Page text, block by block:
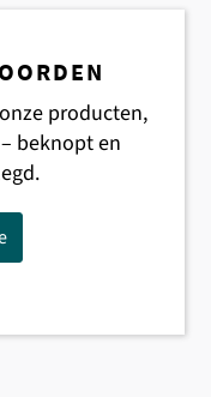
producten,
beknopt en